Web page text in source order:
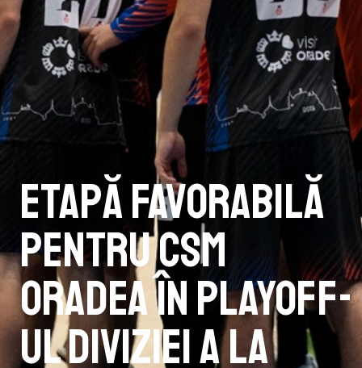
Etapă favorabilă
pentru CSM
Oradea în playoff-
ul Diviziei A la